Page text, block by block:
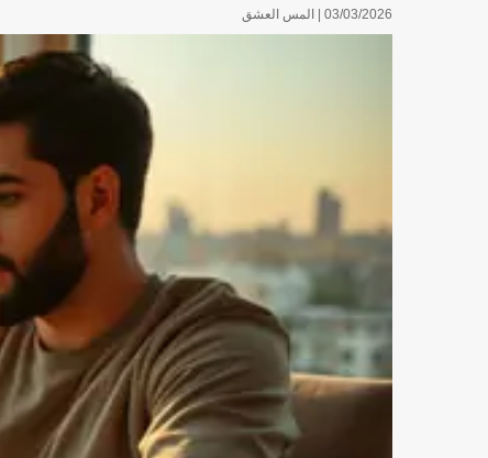
03/03/2026 |
المس العشق